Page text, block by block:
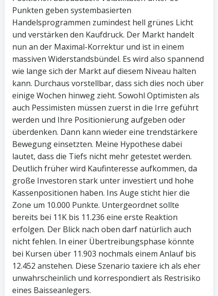
Punkten geben systembasierten
Handelsprogrammen zumindest hell grünes Licht
und verstärken den Kaufdruck. Der Markt handelt
nun an der Maximal-Korrektur und ist in einem
massiven Widerstandsbündel. Es wird also spannend
wie lange sich der Markt auf diesem Niveau halten
kann. Durchaus vorstellbar, dass sich dies noch über
einige Wochen hinweg zieht. Sowohl Optimisten als
auch Pessimisten müssen zuerst in die Irre geführt
werden und Ihre Positionierung aufgeben oder
überdenken. Dann kann wieder eine trendstärkere
Bewegung einsetzten. Meine Hypothese dabei
lautet, dass die Tiefs nicht mehr getestet werden.
Deutlich früher wird Kaufinteresse aufkommen, da
große Investoren stark unter investiert und hohe
Kassenpositionen haben. Ins Auge sticht hier die
Zone um 10.000 Punkte. Untergeordnet sollte
bereits bei 11K bis 11.236 eine erste Reaktion
erfolgen. Der Blick nach oben darf natürlich auch
nicht fehlen. In einer Übertreibungsphase könnte
bei Kursen über 11.903 nochmals einem Anlauf bis
12.452 anstehen. Diese Szenario taxiere ich als eher
unwahrscheinlich und korrespondiert als Restrisiko
eines Baisseanlegers.